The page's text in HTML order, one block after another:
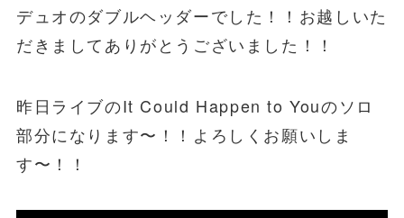
デュオのダブルヘッダーでした！！お越しいた
だきましてありがとうございました！！
昨日ライブのIt Could Happen to Youのソロ
部分になります〜！！よろしくお願いしま
す〜！！